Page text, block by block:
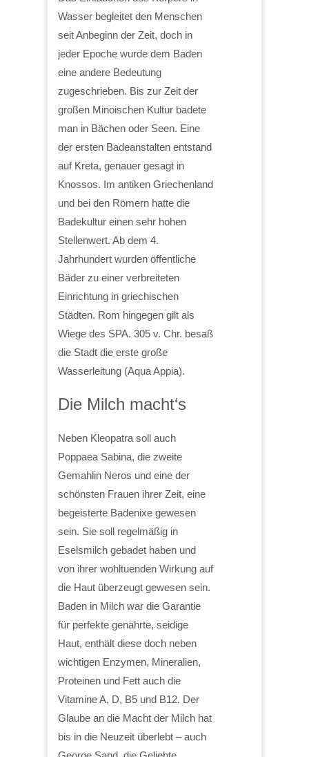
Wasser begleitet den Menschen
seit Anbeginn der Zeit, doch in
jeder Epoche wurde dem Baden
eine andere Bedeutung
zugeschrieben. Bis zur Zeit der
großen Minoischen Kultur badete
man in Bächen oder Seen. Eine
der ersten Badeanstalten entstand
auf Kreta, genauer gesagt in
Knossos. Im antiken Griechenland
und bei den Römern hatte die
Badekultur einen sehr hohen
Stellenwert. Ab dem 4.
Jahrhundert wurden öffentliche
Bäder zu einer verbreiteten
Einrichtung in griechischen
Städten. Rom hingegen gilt als
Wiege des SPA. 305 v. Chr. besaß
die Stadt die erste große
Wasserleitung (Aqua Appia).
Die Milch macht‘s
Neben Kleopatra soll auch
Poppaea Sabina, die zweite
Gemahlin Neros und eine der
schönsten Frauen ihrer Zeit, eine
begeisterte Badenixe gewesen
sein. Sie soll regelmäßig in
Eselsmilch gebadet haben und
von ihrer wohltuenden Wirkung auf
die Haut überzeugt gewesen sein.
Baden in Milch war die Garantie
für perfekte genährte, seidige
Haut, enthält diese doch neben
wichtigen Enzymen, Mineralien,
Proteinen und Fett auch die
Vitamine A, D, B5 und B12. Der
Glaube an die Macht der Milch hat
bis in die Neuzeit überlebt – auch